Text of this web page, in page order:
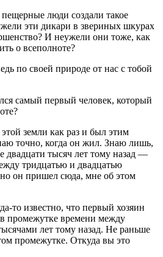
люди создали такое
эти дикари в звериных шкурах
И неужели они тоже, как
о всеполноте?
по своей природе от нас с тобой
самый первый человек, который
земли как раз и был этим
точно, когда он жил. Знаю лишь,
двадцати тысяч лет тому назад —
тридцатью и двадцатью
он пришел сюда, мне об этом
то известно, что первый хозяин
промежутке времени между
лет тому назад. Не раньше
промежутке. Откуда вы это